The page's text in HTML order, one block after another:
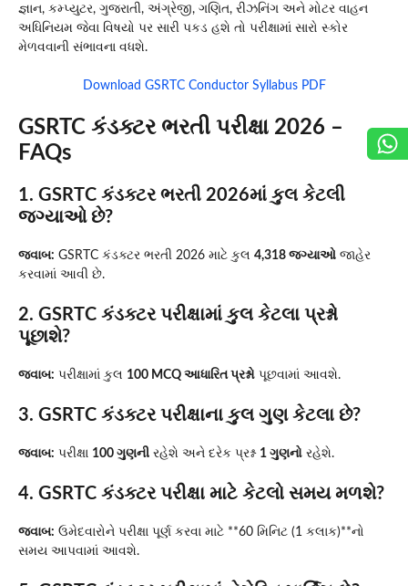
જ્ઞાન, કમ્પ્યુટર, ગુજરાતી, અંગ્રેજી, ગણિત, રીઝનિંગ અને મોટર વાહન
અધિનિયમ જેવા વિષયો પર સારી પકડ હશે તો પરીક્ષામાં સારો સ્કોર
મેળવવાની સંભાવના વધશે.
Download GSRTC Conductor Syllabus PDF
GSRTC કંડક્ટર ભરતી પરીક્ષા 2026 –
FAQs
1. GSRTC કંડક્ટર ભરતી 2026માં કુલ કેટલી
જગ્યાઓ છે?
જવાબ: GSRTC કંડક્ટર ભરતી 2026 માટે કુલ 4,318 જગ્યાઓ જાહેર
કરવામાં આવી છે.
2. GSRTC કંડક્ટર પરીક્ષામાં કુલ કેટલા પ્રશ્નો
પૂછાશે?
જવાબ: પરીક્ષામાં કુલ 100 MCQ આધારિત પ્રશ્નો પૂછવામાં આવશે.
3. GSRTC કંડક્ટર પરીક્ષાના કુલ ગુણ કેટલા છે?
જવાબ: પરીક્ષા 100 ગુણની રહેશે અને દરેક પ્રશ્ન 1 ગુણનો રહેશે.
4. GSRTC કંડક્ટર પરીક્ષા માટે કેટલો સમય મળશે?
જવાબ: ઉમેદવારોને પરીક્ષા પૂર્ણ કરવા માટે **60 મિનિટ (1 કલાક)**નો
સમય આપવામાં આવશે.